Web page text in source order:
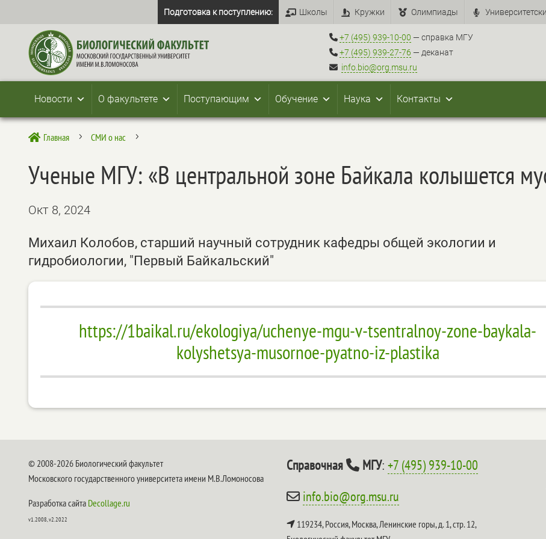
Подготовка к поступлению: Школы Кружки Олимпиады
+7 (495) 939-10-00 — справка МГУ
+7 (495) 939-27-76 — деканат
info.bio@org.msu.ru
Новости О факультете Поступающим Обучение Наука Контакты
 Главная 5 СМИ о нас 5
Ученые МГУ: «В центральной зоне Байкала колышется
Окт 8, 2024
Михаил Колобов, старший научный сотрудник кафедры общей экологии и
гидробиологии, "Первый Байкальский"
https://1baikal.ru/ekologiya/uchenye-mgu-v-tsentralnoy-zone-baykala-
kolyshetsya-musornoe-pyatno-iz-plastika
© 2008-2026 Биологический факультет
Московского государственного университета имени М.В.Ломоносова
Разработка сайта Decollage.ru
v1.2008, v2.2022
Справочная МГУ:+7 (495) 939-10-00
info.bio@org.msu.ru
119234, Россия, Москва, Ленинские горы, д. 1, стр. 12,